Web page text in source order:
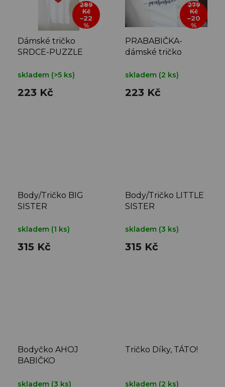
289
Kč
–22
%
Dámské tričko
SRDCE-PUZZLE
skladem (>5 ks)
223 Kč
279
Kč
–20
%
PRABABIČKA-
dámské tričko
skladem (2 ks)
223 Kč
Body/Tričko BIG
SISTER
skladem (1 ks)
315 Kč
Body/Tričko LITTLE
SISTER
skladem (3 ks)
315 Kč
Bodyčko AHOJ
BABIČKO
skladem (3 ks)
Tričko Díky, TÁTO!
skladem (2 ks)